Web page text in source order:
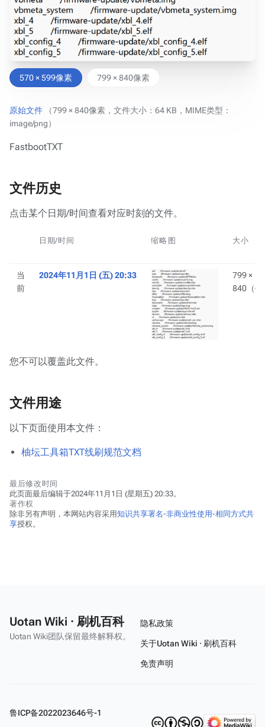
570 × 599像素 799 × 840像素
原始文件
（799 × 840像素，文件大小：64 KB，MIME类型：
image/png）
FastbootTXT
文件历史
点击某个日期/时间查看对应时刻的文件。
日期/时间 缩⁠略⁠图 大小
当
前
2024年11月1日 (五) 20:33
799 ×
840 （
您不可以覆盖此文件。
文件用途
以下页面使用本文件：
柚坛工具箱TXT线刷规范文档
最后修改时间
此页面最后编辑于2024年11月1日 (星期五) 20:33。
著作权
除非另有声明，本网站内容采用知识共享署名-非商业性使用-相同方式共
享授权。
Uotan Wiki · 刷机百科
Uotan Wiki团队保留最终解释权。
隐私政策
关于Uotan Wiki · 刷机百科
免责声明
鲁ICP备2022023646号-1